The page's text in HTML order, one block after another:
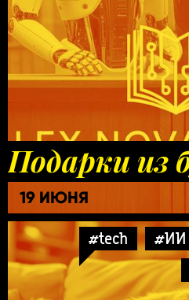
Подарки из
19 ИЮНЯ
#tech #ИИ